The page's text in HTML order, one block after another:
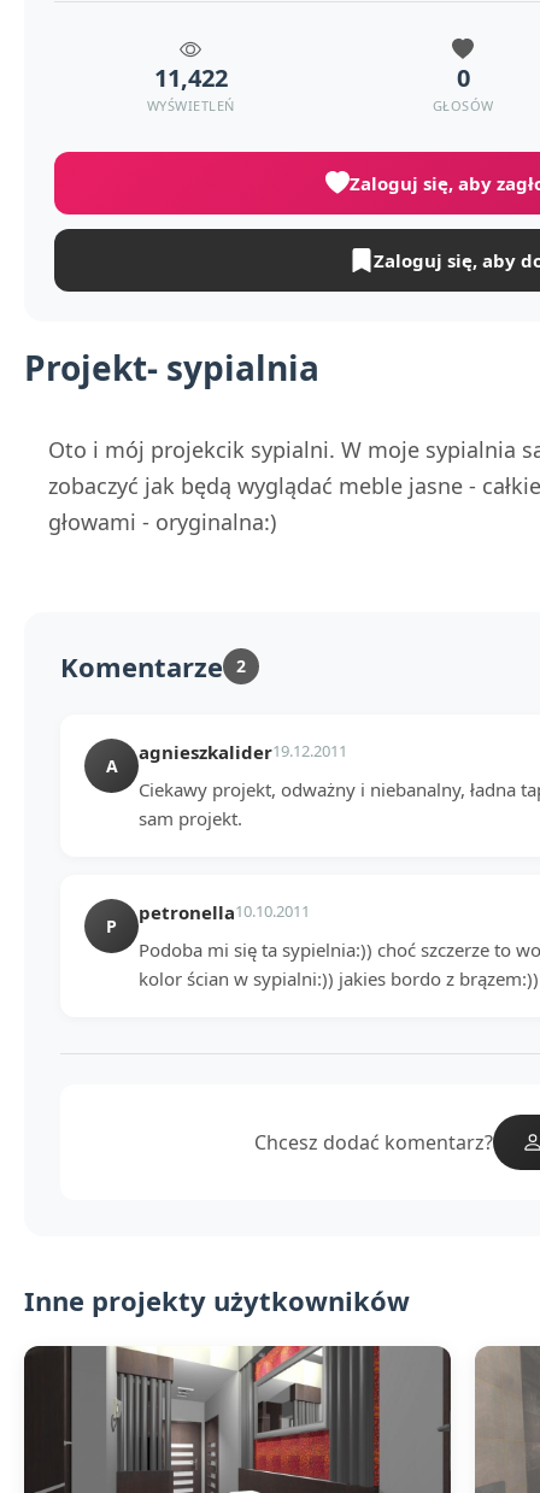
Projekt- sypialnia
Oto i mój projekcik sypialni. W moje sypialnia
zobaczyć jak będą wyglądać meble jasne -
głowami - oryginalna:)
11,422
WYŚWIETLEŃ
0
GŁOSÓW
Zaloguj się, aby
Zaloguj się, aby
Komentarze 2
A
agnieszkalider19.12.2011
Ciekawy projekt, odważny i niebanalny, ładna
sam projekt.
P
petronella10.10.2011
Podoba mi się ta sypielnia:)) choć szczerze to
kolor ścian w sypialni:)) jakies bordo z brązem:))
Chcesz dodać komentarz?
Inne projekty użytkowników